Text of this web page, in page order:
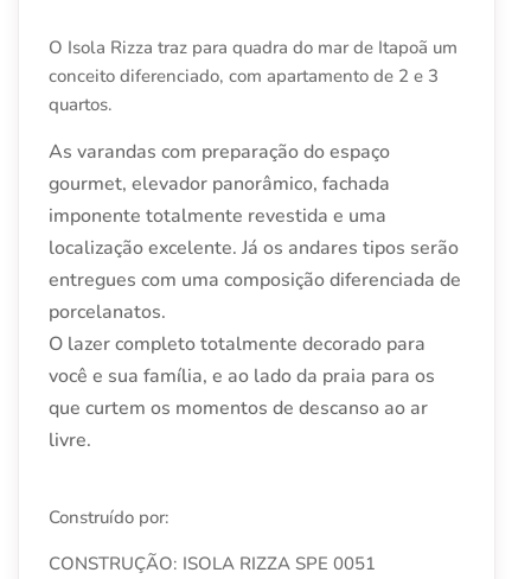
O Isola Rizza traz para quadra do mar de Itapoã um
conceito diferenciado, com apartamento de 2 e 3
quartos.
As varandas com preparação do espaço
gourmet, elevador panorâmico, fachada
imponente totalmente revestida e uma
localização excelente. Já os andares tipos serão
entregues com uma composição diferenciada de
porcelanatos.
O lazer completo totalmente decorado para
você e sua família, e ao lado da praia para os
que curtem os momentos de descanso ao ar
livre.
Construído por:
CONSTRUÇÃO: ISOLA RIZZA SPE 0051